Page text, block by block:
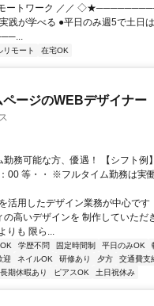
モートワーク ／／
践が学べる ●平日のみ週5で土日
リモート 在宅OK
ージのWEBデザイナー
務可能な方、優遇！ 【シフト例
00 等・・ ※フルタイム勤務は実
活用したデザイン業務が中心です
の高いデザインを 制作していただ
りも 限ら...
学歴不問 固定時間制 平日のみOK
迎 ネイルOK 研修あり 夕方 交通費支
長期休暇あり ピアスOK 土日祝休み